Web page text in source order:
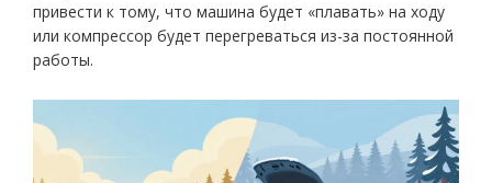
привести к тому, что машина будет «плавать» на ходу
или компрессор будет перегреваться из-за постоянной
работы.